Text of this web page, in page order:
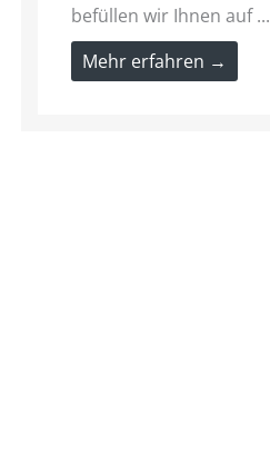
befüllen wir Ihnen auf ...
Mehr erfahren →